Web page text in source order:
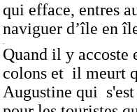
qui efface, entres
naviguer d’île en
.
Quand il y accoste
colons et il meurt
Augustine qui